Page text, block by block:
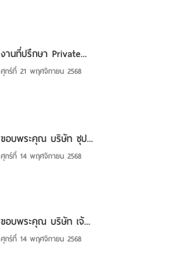
งานที่ปรึกษา Private...
ศุกร์ที่ 21 พฤศจิกายน 2568
ขอบพระคุณ บริษัท ซุป...
ศุกร์ที่ 14 พฤศจิกายน 2568
ขอบพระคุณ บริษัท เจ้...
ศุกร์ที่ 14 พฤศจิกายน 2568